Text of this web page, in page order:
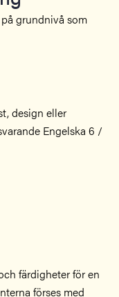
grundnivå som
design eller
Engelska 6 /
färdigheter för en
förses med